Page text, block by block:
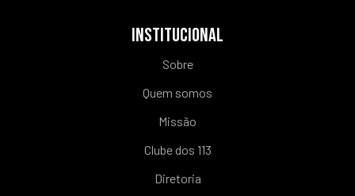
INSTITUCIONAL
Sobre
Quem somos
Missão
Clube dos 113
Diretoria